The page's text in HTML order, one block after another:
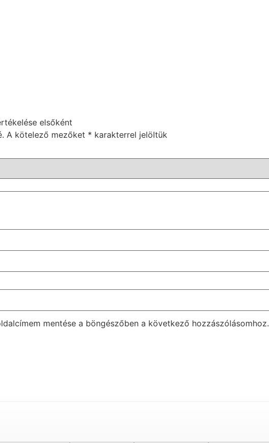
elsőként
A kötelező mezőket * karakterrel jelöltük
mentése a böngészőben a következő hozzászólásomhoz.